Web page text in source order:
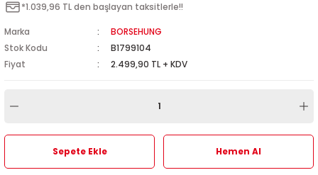
2020
2024
2003
2009
2012
*1.039,96 TL den başlayan taksitlerle!!
Marka
BORSEHUNG
Stok Kodu
B1799104
Fiyat
2.499,90 TL + KDV
Sepete Ekle Hemen Al